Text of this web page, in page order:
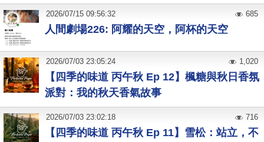
人間劇場226: 阿耀的天空，阿杯的天空
2026/07/15 09:56:32 685
【四季的味道 丙午秋 Ep 12】楓糖與秋日香氛
派對：我的秋天香氣故事
2026/07/03 23:05:24 1,020
【四季的味道 丙午秋 Ep 11】雪松：站立，不
2026/07/03 23:02:18 716